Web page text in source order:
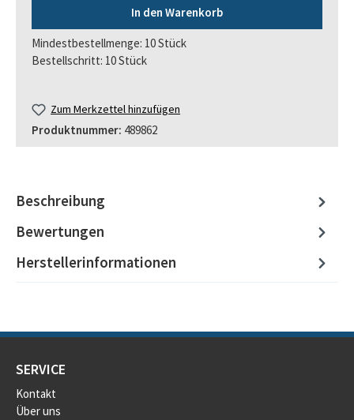
In den Warenkorb
Mindestbestellmenge: 10 Stück
Bestellschritt: 10 Stück
Zum Merkzettel hinzufügen
Produktnummer: 489862
Beschreibung
Bewertungen
Herstellerinformationen
SERVICE
Kontakt
Über uns